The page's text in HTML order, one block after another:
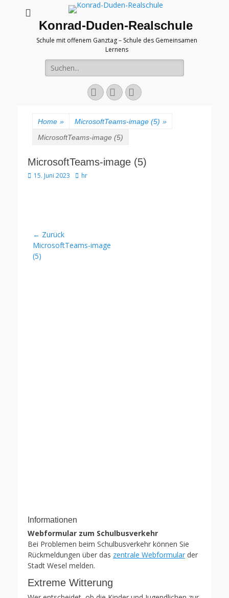
Konrad-Duden-Realschule
Schule mit offenem Ganztag – Schule des Gemeinsamen
Lernens
Suche
nach:
E-
Mail
YouTubeTelefon
Home » MicrosoftTeams-image (5) »
MicrosoftTeams-image (5)
MicrosoftTeams-image (5)
Veröffentlicht
15. Juni 2023 Autor
hr
Beitragsnavigation
← Zurück
Vorheriger
Beitrag:
MicrosoftTeams-image
(5)
Informationen
Webformular zum Schulbusverkehr
Bei Problemen beim Schulbusverkehr können Sie
Rückmeldungen über das zentrale Webformular der
Stadt Wesel melden.
Extreme Witterung